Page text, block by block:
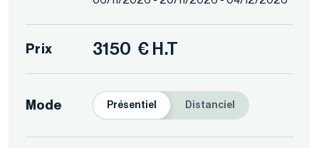
Prix 3150 € H.T
Mode Présentiel Distanciel